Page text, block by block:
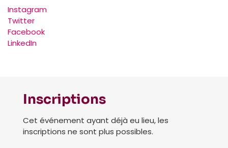
Instagram
Twitter
Facebook
LinkedIn
Inscriptions
Cet événement ayant déjà eu lieu, les
inscriptions ne sont plus possibles.